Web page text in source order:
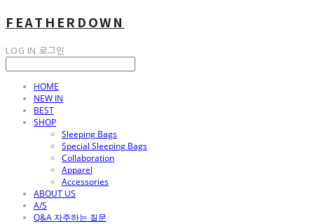
FEATHERDOWN
LOG IN 로그인
HOME
NEW IN
BEST
SHOP
Sleeping Bags
Special Sleeping Bags
Collaboration
Apparel
Accessories
ABOUT US
A/S
Q&A 자주하는 질문